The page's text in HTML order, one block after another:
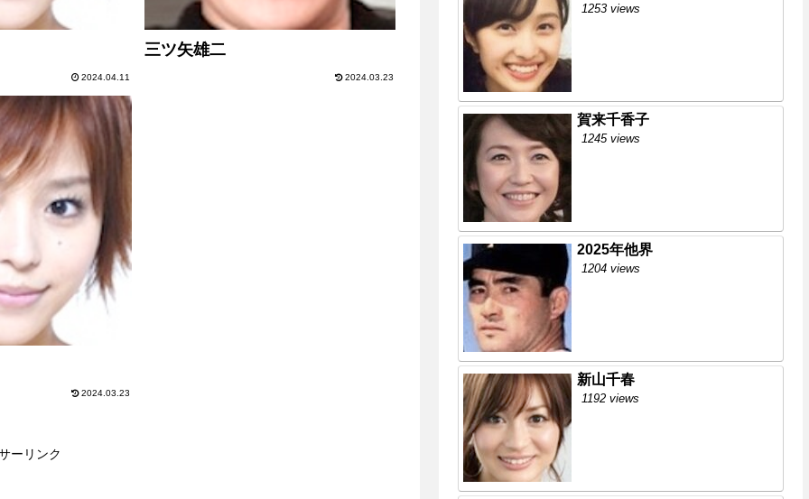
2024.04.11
三ツ矢雄二
2024.03.23
2024.03.23
ーリンク
1253 views
賀来千香子
1245 views
2025年他界
1204 views
新山千春
1192 views